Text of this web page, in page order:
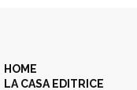
HOME
LA CASA EDITRICE